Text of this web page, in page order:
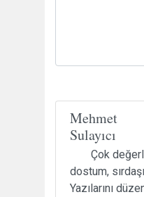
Mehmet
Sulayıcı
Çok
dostum,
Yazılarını